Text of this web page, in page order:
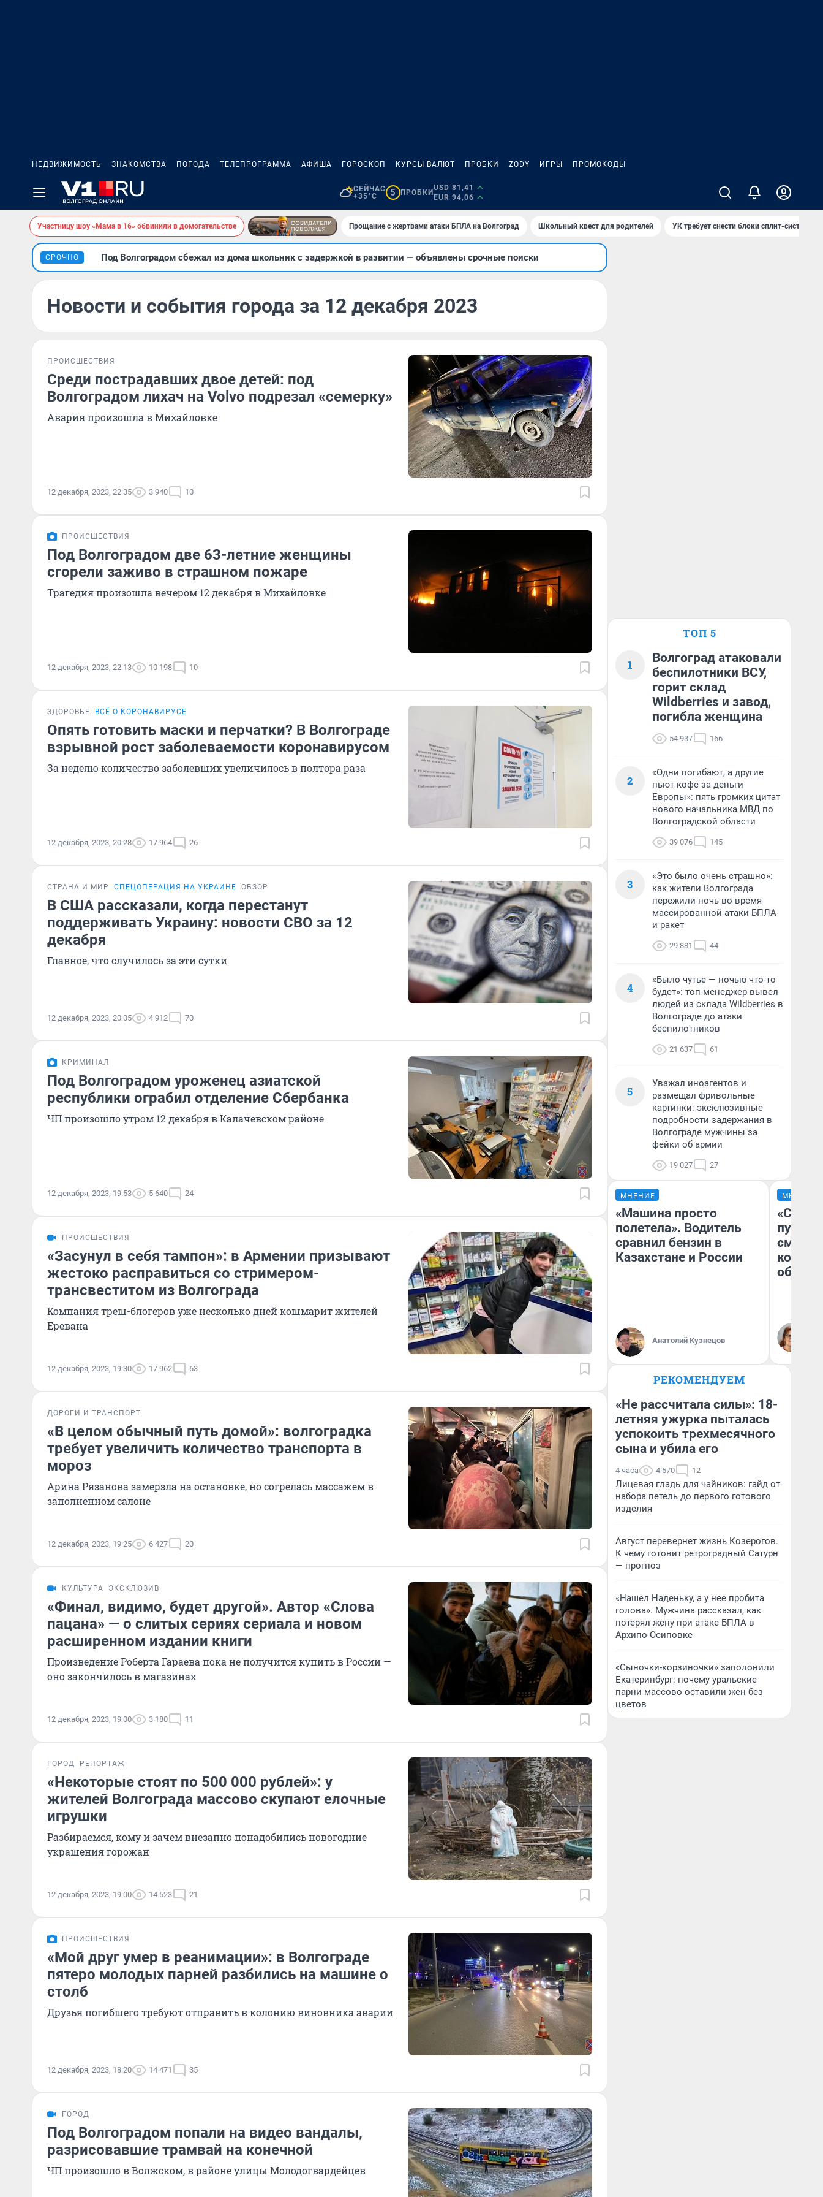
НЕДВИЖИМОСТЬ ЗНАКОМСТВА ПОГОДА ТЕЛЕПРОГРАММА АФИША ГОРОСКОП КУРСЫ ВАЛЮТ ПРОБКИ ZODY ИГРЫ ПРОМОКОДЫ
СЕЙЧАС
+35°C
5 ПРОБКИ
USD 81,41
EUR 94,06
Участницу шоу «Мама в 16» обвинили в домогательстве Прощание с жертвами атаки БПЛА на Волгоград Школьный квест для родителей УК требует снести блоки сплит-систем
СРОЧНО Под Волгоградом сбежал из дома школьник с задержкой в развитии — объявлены срочные поиски
Новости и события города за 12 декабря 2023
ПРОИСШЕСТВИЯ
Среди пострадавших двое детей: под
Волгоградом лихач на Volvo подрезал «семерку»
Авария произошла в Михайловке
12 декабря, 2023, 22:35 3 940 10
ПРОИСШЕСТВИЯ
Под Волгоградом две 63-летние женщины
сгорели заживо в страшном пожаре
Трагедия произошла вечером 12 декабря в Михайловке
12 декабря, 2023, 22:13 10 198 10
ЗДОРОВЬЕ ВСЁ О КОРОНАВИРУСЕ
Опять готовить маски и перчатки? В Волгограде
взрывной рост заболеваемости коронавирусом
За неделю количество заболевших увеличилось в полтора раза
12 декабря, 2023, 20:28 17 964 26
СТРАНА И МИР СПЕЦОПЕРАЦИЯ НА УКРАИНЕ ОБЗОР
В США рассказали, когда перестанут
поддерживать Украину: новости СВО за 12
декабря
Главное, что случилось за эти сутки
12 декабря, 2023, 20:05 4 912 70
КРИМИНАЛ
Под Волгоградом уроженец азиатской
республики ограбил отделение Сбербанка
ЧП произошло утром 12 декабря в Калачевском районе
12 декабря, 2023, 19:53 5 640 24
ПРОИСШЕСТВИЯ
«Засунул в себя тампон»: в Армении призывают
жестоко расправиться со стримером-
трансвеститом из Волгограда
Компания треш-блогеров уже несколько дней кошмарит жителей
Еревана
12 декабря, 2023, 19:30 17 962 63
ДОРОГИ И ТРАНСПОРТ
«В целом обычный путь домой»: волгоградка
требует увеличить количество транспорта в
мороз
Арина Рязанова замерзла на остановке, но согрелась массажем в
заполненном салоне
12 декабря, 2023, 19:25 6 427 20
КУЛЬТУРА ЭКСКЛЮЗИВ
«Финал, видимо, будет другой». Автор «Слова
пацана» — о слитых сериях сериала и новом
расширенном издании книги
Произведение Роберта Гараева пока не получится купить в России —
оно закончилось в магазинах
12 декабря, 2023, 19:00 3 180 11
ГОРОД РЕПОРТАЖ
«Некоторые стоят по 500 000 рублей»: у
жителей Волгограда массово скупают елочные
игрушки
Разбираемся, кому и зачем внезапно понадобились новогодние
украшения горожан
12 декабря, 2023, 19:00 14 523 21
ПРОИСШЕСТВИЯ
«Мой друг умер в реанимации»: в Волгограде
пятеро молодых парней разбились на машине о
столб
Друзья погибшего требуют отправить в колонию виновника аварии
12 декабря, 2023, 18:20 14 471 35
ГОРОД
Под Волгоградом попали на видео вандалы,
разрисовавшие трамвай на конечной
ЧП произошло в Волжском, в районе улицы Молодогвардейцев
ТОП 5
1
Волгоград атаковали
беспилотники ВСУ,
горит склад
Wildberries и завод,
погибла женщина
54 937 166
2
«Одни погибают, а другие
пьют кофе за деньги
Европы»: пять громких цитат
нового начальника МВД по
Волгоградской области
39 076 145
3
«Это было очень страшно»:
как жители Волгограда
пережили ночь во время
массированной атаки БПЛА
и ракет
29 881 44
4
«Было чутье — ночью что-то
будет»: топ-менеджер вывел
людей из склада Wildberries в
Волгограде до атаки
беспилотников
21 637 61
5
Уважал иноагентов и
размещал фривольные
картинки: эксклюзивные
подробности задержания в
Волгограде мужчины за
фейки об армии
19 027 27
МНЕНИЕ
«Машина просто
полетела». Водитель
сравнил бензин в
Казахстане и России
Анатолий Кузнецов
МНЕНИЕ
РЕКОМЕНДУЕМ
«Не рассчитала силы»: 18-
летняя ужурка пыталась
успокоить трехмесячного
сына и убила его
4 часа 4 570 12
Лицевая гладь для чайников: гайд от
набора петель до первого готового
изделия
Август перевернет жизнь Козерогов.
К чему готовит ретроградный Сатурн
— прогноз
«Нашел Наденьку, а у нее пробита
голова». Мужчина рассказал, как
потерял жену при атаке БПЛА в
Архипо-Осиповке
«Сыночки-корзиночки» заполонили
Екатеринбург: почему уральские
парни массово оставили жен без
цветов